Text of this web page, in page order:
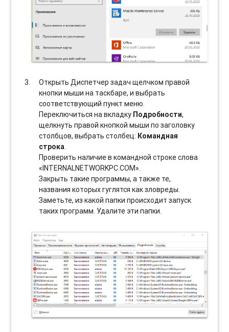
Открыть Диспетчер задач щелчком правой
кнопки мыши на таскбаре, и выбрать
соотвeтствующий пункт меню.
Переключиться на вкладку Подробности,
щелкнуть правой кнопкой мыши по заголовку
столбцов, выбрать столбец: Командная
строка.
Проверить наличие в командной строке слова
«INTERNALNETWORKPC.COM».
Закрыть такие программы, а также те,
названия которых гуглятся как зловреды.
Заметьте, из какой папки происходит запуск
таких программ. Удалите эти папки.